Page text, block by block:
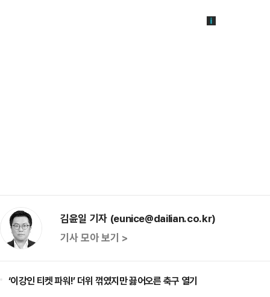
김윤일 기자 (eunice@dailian.co.kr)
기사 모아 보기 >
‘이강인 티켓 파워!’ 더위 꺾였지만 끓어오른 축구 열기